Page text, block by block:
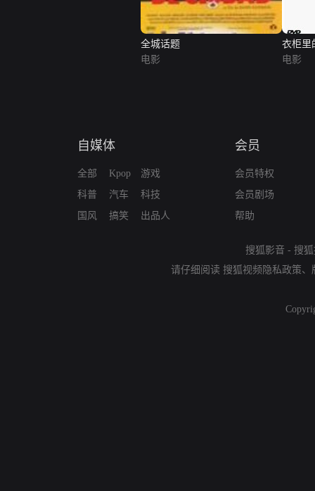
全城话题
电影
衣柜里
电影
自媒体
全部
科普
国风
Kpop
汽车
搞笑
游戏
科技
出品人
会员
会员特权
会员剧场
帮助
搜狐影音 - 搜
请仔细阅读 搜狐视频隐私政策、